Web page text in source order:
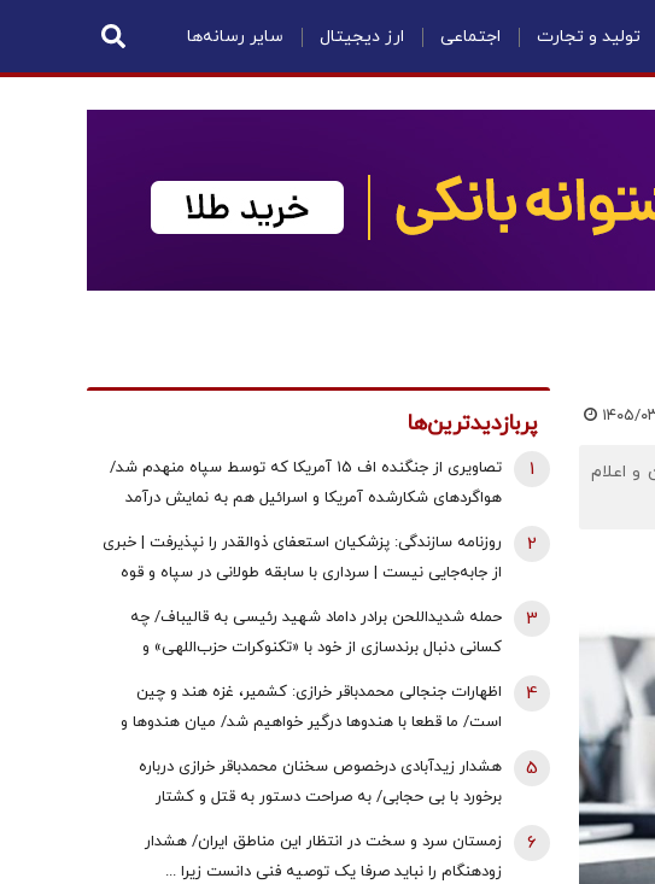
تولید و تجارت اجتماعی ارز دیجیتال سایر رسانه‌ها
۰۷:۳۹
و اعلام
پربازدیدترین‌ها
تصاویری از جنگنده اف 15 آمریکا که توسط سپاه منهدم شد/
هواگردهای شکارشده آمریکا و اسرائیل هم به نمایش درآمد
1
روزنامه سازندگی: پزشکیان استعفای ذوالقدر را نپذیرفت | خبری
از جابه‌جایی نیست | سرداری با سابقه طولانی در سپاه و قوه
2
حمله شدیداللحن برادر داماد شهید رئیسی به قالیباف/ چه
کسانی دنبال برندسازی از خود با «تکنوکرات حزب‌اللهی» و
3
اظهارات جنجالی محمدباقر خرازی: کشمیر، غزه هند و چین
است/ ما قطعا با هندوها درگیر خواهیم شد/ میان هندوها و
4
هشدار زیدآبادی درخصوص سخنان محمدباقر خرازی درباره
برخورد با بی حجابی/ به صراحت دستور به قتل و کشتار
خطرناکی آزاد است؟
5
زمستان سرد و سخت در انتظار این مناطق ایران/ هشدار
زودهنگام را نباید صرفا یک توصیه فنی دانست زیرا ...
6